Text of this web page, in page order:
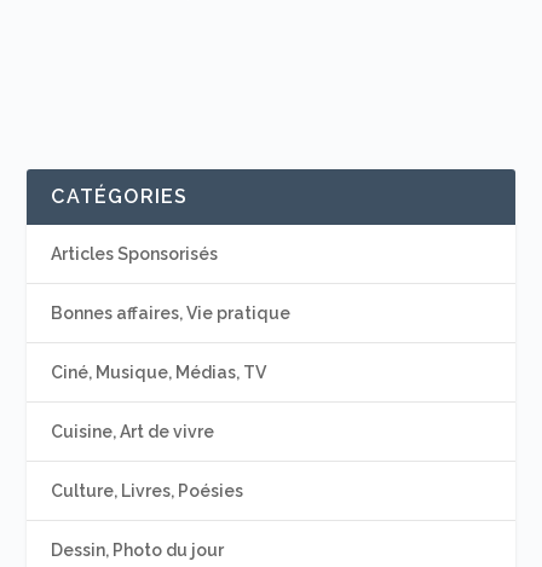
CATÉGORIES
Articles Sponsorisés
Bonnes affaires, Vie pratique
Ciné, Musique, Médias, TV
Cuisine, Art de vivre
Culture, Livres, Poésies
Dessin, Photo du jour